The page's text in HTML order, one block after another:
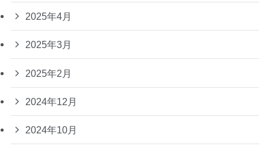
2025年4月
2025年3月
2025年2月
2024年12月
2024年10月